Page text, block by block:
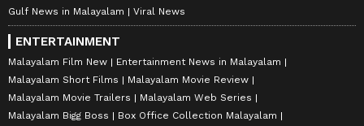
Gulf News in Malayalam
Viral News
ENTERTAINMENT
Malayalam Film New
Entertainment News in Malayalam
Malayalam Short Films
Malayalam Movie Review
Malayalam Movie Trailers
Malayalam Web Series
Malayalam Bigg Boss
Box Office Collection Malayalam